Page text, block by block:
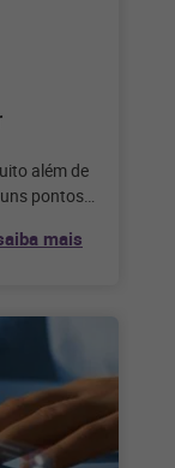
além de
pontos
mais